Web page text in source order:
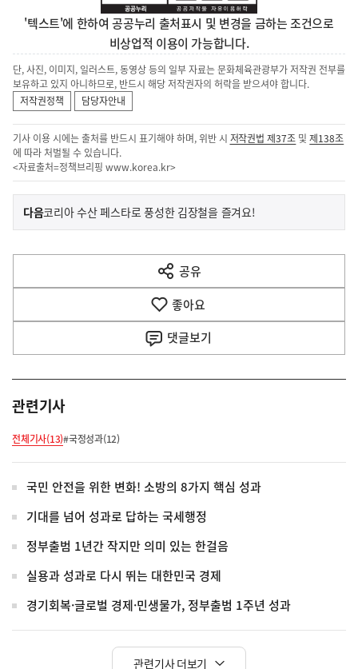
'텍스트'에 한하여 공공누리 출처표시 및 변경을 금하는 조건으로
비상업적 이용이 가능합니다.
단, 사진, 이미지, 일러스트, 동영상 등의 일부 자료는 문화체육관광부가 저작권 전부를
보유하고 있지 아니하므로, 반드시 해당 저작권자의 허락을 받으셔야 합니다.
저작권정책
담당자안내
기사 이용 시에는 출처를 반드시 표기해야 하며, 위반 시 저작권법 제37조 및제138조
에 따라 처벌될 수 있습니다.
<자료출처=정책브리핑 www.korea.kr>
이
전
다
음
다음기
코리아 수산 페스타로 풍성한 김장철을 즐겨요!
공유
열
기
좋아요
댓글보기
관련기사
전체기사(13)#국정성과(12)
국민 안전을 위한 변화! 소방의 8가지 핵심 성과
기대를 넘어 성과로 답하는 국세행정
정부출범 1년간 작지만 의미 있는 한걸음
실용과 성과로 다시 뛰는 대한민국 경제
경기회복·글로벌 경제·민생물가, 정부출범 1주년 성과
관련기사 더보기